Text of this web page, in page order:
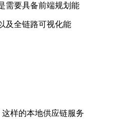
需要具备前端规划能
及全链路可视化能
这样的本地供应链服务